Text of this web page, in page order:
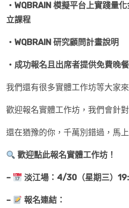
・ WQBRAIN 模擬平台上實踐量
立課程
・ WQBRAIN 研究顧問計畫說明
・成功報名且出席者提供免費晚
我們還有很多實體工作坊等大家
歡迎報名實體工作坊，我們會針
還在猶豫的你，千萬別錯過，馬
歡迎點此報名實體工作坊！
– 淡江場： 4/30 （星期三）
–
報名連結：